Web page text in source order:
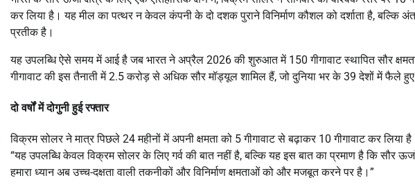
कर लिया है। यह मील का पत्थर न केवल कंपनी के दो दशक पुराने विनिर्माण कौशल को दर्शाता है, बल्कि
प्रतीक है।
यह उपलब्धि ऐसे समय में आई है जब भारत ने अप्रैल 2026 की शुरुआत में 150 गीगावाट स्थापित सौर
गीगावाट की इस तैनाती में 2.5 करोड़ से अधिक सौर मॉड्यूल शामिल हैं, जो दुनिया भर के 39 देशों में फैले
दो वर्षों में दोगुनी हुई रफ्तार
विक्रम सोलर ने मात्र पिछले 24 महीनों में अपनी क्षमता को 5 गीगावाट से बढ़ाकर 10 गीगावाटकर लिया
“यह उपलब्धि केवल विक्रम सोलर के लिए गर्व की बात नहीं है, बल्कि यह इस बात का प्रमाण है कि सौर
हमारा ध्यान अब उच्च-दक्षता वाली तकनीकों और विनिर्माण क्षमताओं को और मजबूत करने पर है।”